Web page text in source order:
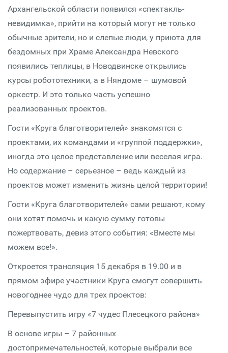
Архангельской области появился «спектакль-
невидимка», прийти на который могут не только
обычные зрители, но и слепые люди, у приюта для
бездомных при Храме Александра Невского
появились теплицы, в Новодвинске открылись
курсы робототехники, а в Няндоме – шумовой
оркестр. И это только часть успешно
реализованных проектов.
Гости «Круга благотворителей» знакомятся с
проектами, их командами и «группой поддержки»,
иногда это целое представление или веселая игра.
Но содержание – серьезное – ведь каждый из
проектов может изменить жизнь целой территории!
Гости «Круга благотворителей» сами решают, кому
они хотят помочь и какую сумму готовы
пожертвовать, девиз этого события: «Вместе мы
можем все!».
Откроется трансляция 15 декабря в 19.00 и в
прямом эфире участники Круга смогут совершить
новогоднее чудо для трех проектов:
Перевыпустить игру «7 чудес Плесецкого района»
В основе игры – 7 районных
достопримечательностей, которые выбрали все